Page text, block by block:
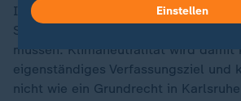
Investitionen zu diesem Zweck aus
Sondervermögen getätigt werden
müssen. Klimaneutralität wird damit
eigenständiges Verfassungsziel und
nicht wie ein Grundrecht in
Einstellen